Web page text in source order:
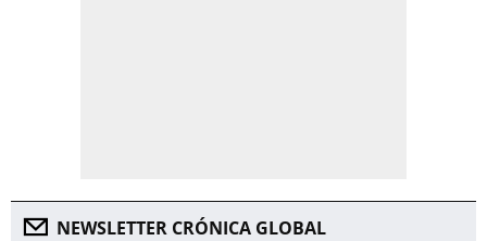
NEWSLETTER CRÓNICA GLOBAL